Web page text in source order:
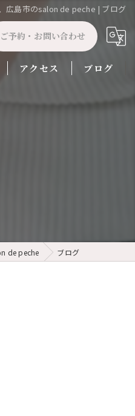
広島市のsalon de peche | ブログ
ご予約・お問い合わせ
アクセス ブログ
de peche ブログ